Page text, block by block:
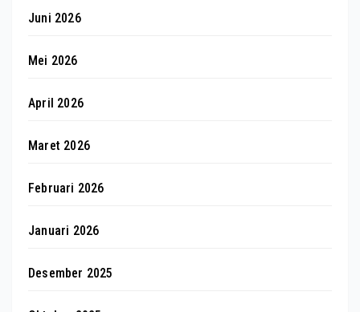
Juni 2026
Mei 2026
April 2026
Maret 2026
Februari 2026
Januari 2026
Desember 2025